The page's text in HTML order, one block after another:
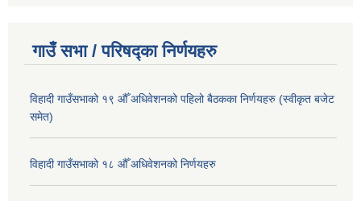
गाउँ सभा / परिषद्का निर्णयहरु
विहादी गाउँसभाको १९ औँ अधिवेशनको पहिलो बैठकका निर्णयहरु (स्वीकृत बजेट
समेत)
विहादी गाउँसभाको १८ औँ अधिवेशनको निर्णयहरु